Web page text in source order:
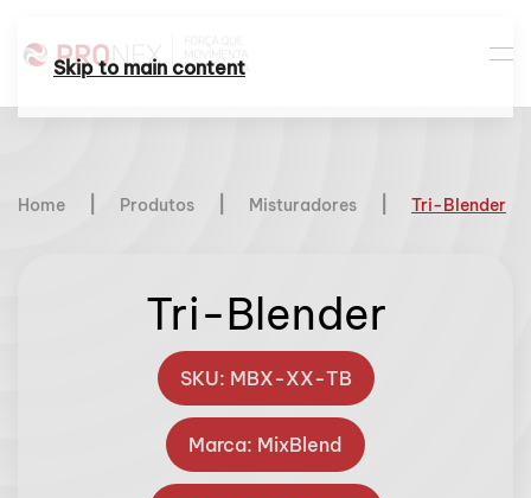
Skip to main content
Home Produtos Misturadores Tri-Blender
Tri-Blender
SKU: MBX-XX-TB
Marca: MixBlend